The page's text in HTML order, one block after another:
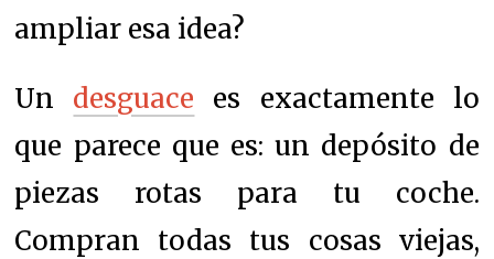
ampliar esa idea?
Un desguace es exactamente lo
que parece que es: un depósito de
piezas rotas para tu coche.
Compran todas tus cosas viejas,